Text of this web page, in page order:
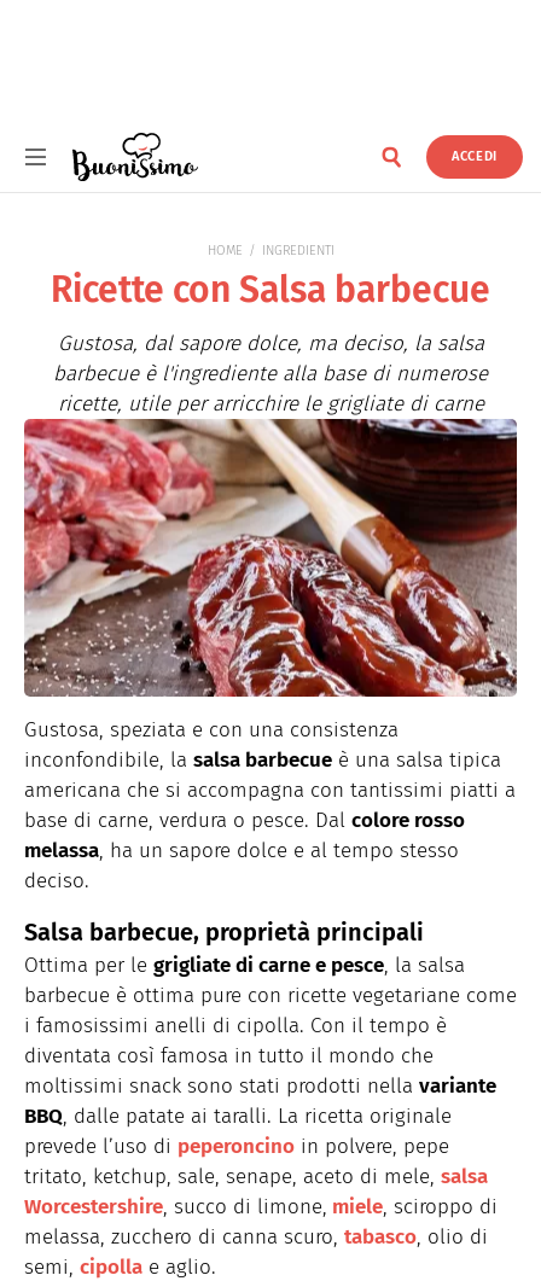
ACCEDI
HOME INGREDIENTI
Ricette con Salsa barbecue
Gustosa, dal sapore dolce, ma deciso, la salsa
barbecue è l'ingrediente alla base di numerose
ricette, utile per arricchire le grigliate di carne
Gustosa, speziata e con una consistenza
inconfondibile, la salsa barbecue è una salsa tipica
americana che si accompagna con tantissimi piatti a
base di carne, verdura o pesce. Dal colore rosso
melassa, ha un sapore dolce e al tempo stesso
deciso.
Salsa barbecue, proprietà principali
Ottima per le grigliate di carne e pesce, la salsa
barbecue è ottima pure con ricette vegetariane come
i famosissimi anelli di cipolla. Con il tempo è
diventata così famosa in tutto il mondo che
moltissimi snack sono stati prodotti nella variante
BBQ, dalle patate ai taralli. La ricetta originale
prevede l’uso di peperoncino in polvere, pepe
tritato, ketchup, sale, senape, aceto di mele, salsa
Worcestershire, succo di limone, miele, sciroppo di
melassa, zucchero di canna scuro, tabasco, olio di
semi, cipolla e aglio.